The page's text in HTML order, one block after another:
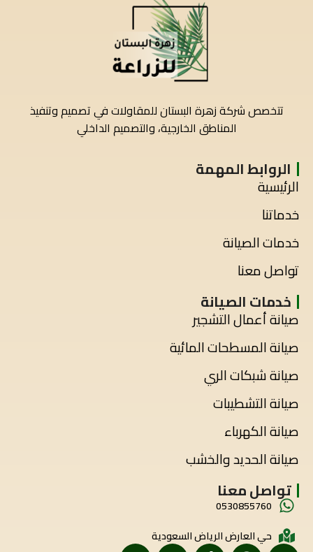
تتخصص شركة زهرة البستان للمقاولات في تصميم وتنفيذ
المناطق الخارجية، والتصميم الداخلي
الروابط المهمة
الرئيسية
خدماتنا
خدمات الصيانة
تواصل معنا
خدمات الصيانة
صيانة أعمال التشجير
صيانة المسطحات المائية
صيانة شبكات الري
صيانة التشطيبات
صيانة الكهرباء
صيانة الحديد والخشب
تواصل معنا
0530855760
حي العارض الرياض السعودية